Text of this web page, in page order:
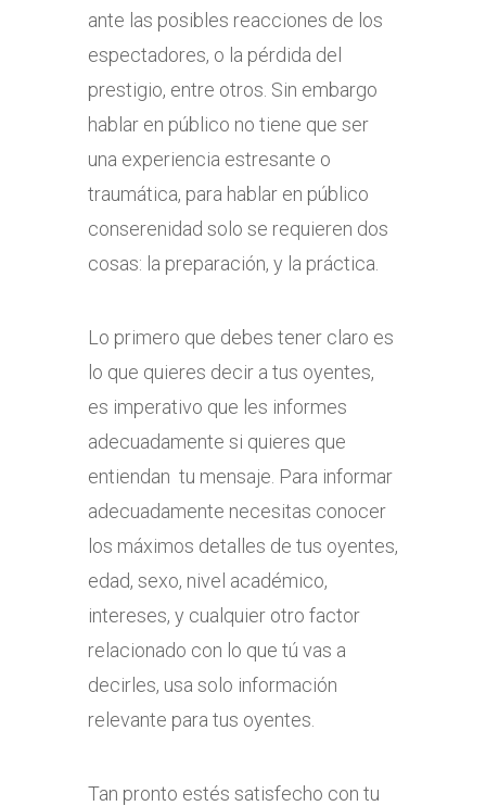
ante las posibles reacciones de los
espectadores, o la pérdida del
prestigio, entre otros. Sin embargo
hablar en público no tiene que ser
una experiencia estresante o
traumática, para hablar en público
conserenidad solo se requieren dos
cosas: la preparación, y la práctica.
Lo primero que debes tener claro es
lo que quieres decir a tus oyentes,
es imperativo que les informes
adecuadamente si quieres que
entiendan tu mensaje. Para informar
adecuadamente necesitas conocer
los máximos detalles de tus oyentes,
edad, sexo, nivel académico,
intereses, y cualquier otro factor
relacionado con lo que tú vas a
decirles, usa solo información
relevante para tus oyentes.
Tan pronto estés satisfecho con tu